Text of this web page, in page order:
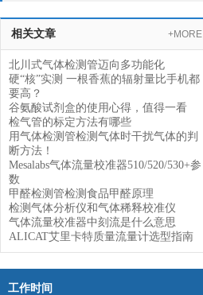
相关文章 +MORE
北川式气体检测管迈向多功能化
硬“核”实测 一根香蕉的辐射量比手机都
要高？
谷氨酸试剂盒的使用心得，值得一看
检气管的标定方法有哪些
用气体检测管检测气体时干扰气体的判
断方法！
Mesalabs气体流量校准器510/520/530+参
数
甲醛检测管检测食品甲醛原理
检测气体分析仪和气体稀释校准仪
气体流量校准器中刻流是什么意思
ALICAT艾里卡特质量流量计选型指南
工作时间